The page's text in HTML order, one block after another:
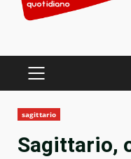
PRIMARY
sagittario
Sagittario,